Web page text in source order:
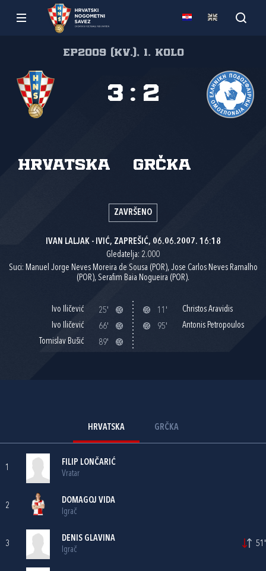
EP2009 (kv.), 1. kolo
Hrvatska Grčka
3 : 2
ZAVRŠENO
IVAN LALJAK - IVIĆ, ZAPREŠIĆ, 06.06.2007. 16:18
Gledatelja: 2.000
Suci: Manuel Jorge Neves Moreira de Sousa (POR), Jose Carlos Neves Ramalho
(POR), Serafim Baia Nogueira (POR).
Ivo Iličević
25'
Ivo Iličević
66'
Tomislav Bušić
89'
11'
Christos Aravidis
95'
Antonis Petropoulos
HRVATSKA GRČKA
1
FILIP LONČARIĆ
Vratar
2
DOMAGOJ VIDA
Igrač
3
DENIS GLAVINA
Igrač
51'